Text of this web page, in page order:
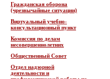
Гражданская оборона
(чрезвычайные ситуации)
Виртуальный учебно-
консультационный пункт
Комиссия по делам
несовершеннолетних
Общественный Совет
Отдел надзорной
деятельности и